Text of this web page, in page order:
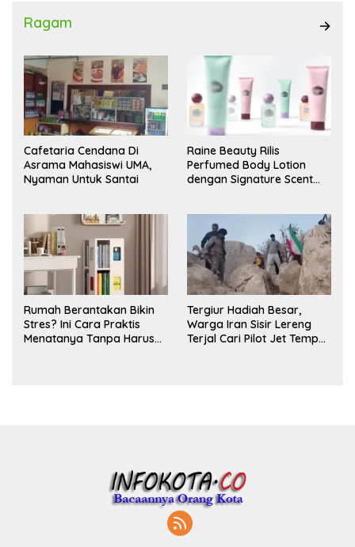
Ragam
Cafetaria Cendana Di
Asrama Mahasiswi UMA,
Nyaman Untuk Santai
Raine Beauty Rilis
Perfumed Body Lotion
dengan Signature Scent
Rumah Berantakan Bikin
Stres? Ini Cara Praktis
Menatanya Tanpa Harus
Tergiur Hadiah Besar,
Warga Iran Sisir Lereng
Terjal Cari Pilot Jet Tempur